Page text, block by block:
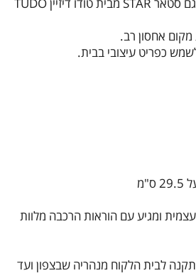
מקום אחסון רב.
כפריט עיצובי בבית.
ומגיע עם הוראות הרכבה מלוות
לבית הלקוח מנהריה שבצפון ועד